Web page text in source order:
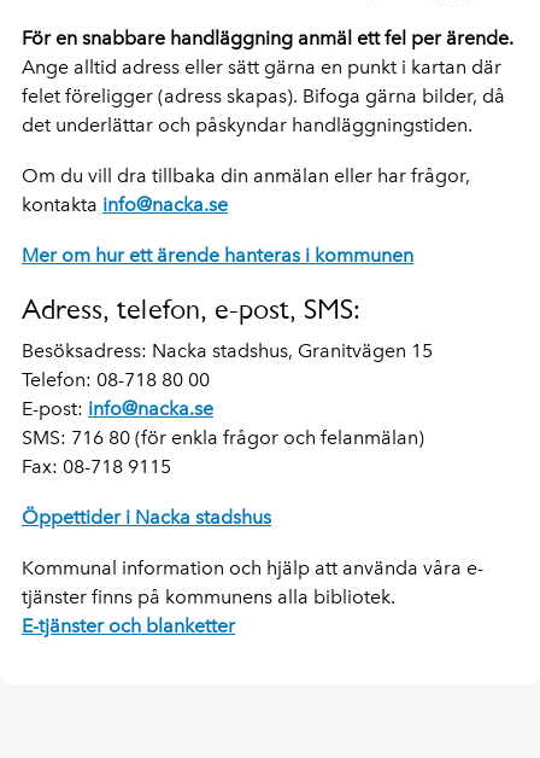
För en snabbare handläggning anmäl ett fel per ärende.
Ange alltid adress eller sätt gärna en punkt i kartan där
felet föreligger (adress skapas). Bifoga gärna bilder, då
det underlättar och påskyndar handläggningstiden.
Om du vill dra tillbaka din anmälan eller har frågor,
kontakta info@nacka.se
Mer om hur ett ärende hanteras i kommunen
Adress, telefon, e-post, SMS:
Besöksadress: Nacka stadshus, Granitvägen 15
Telefon: 08-718 80 00
E-post: info@nacka.se
SMS: 716 80 (för enkla frågor och felanmälan)
Fax: 08-718 9115
Öppettider i Nacka stadshus
Kommunal information och hjälp att använda våra e-
tjänster finns på kommunens alla bibliotek.
E-tjänster och blanketter